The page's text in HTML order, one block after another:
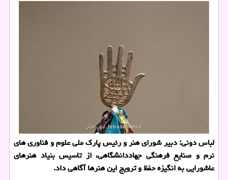
لباس دونی: دبیر شورای هنر و رئیس پارك ملی علوم و فناوری های
نرم و صنایع فرهنگی جهاددانشگاهی، از تاسیس بنیاد هنرهای
عاشورایی به انگیزه حفظ و ترویج این هنرها آگاهی داد.